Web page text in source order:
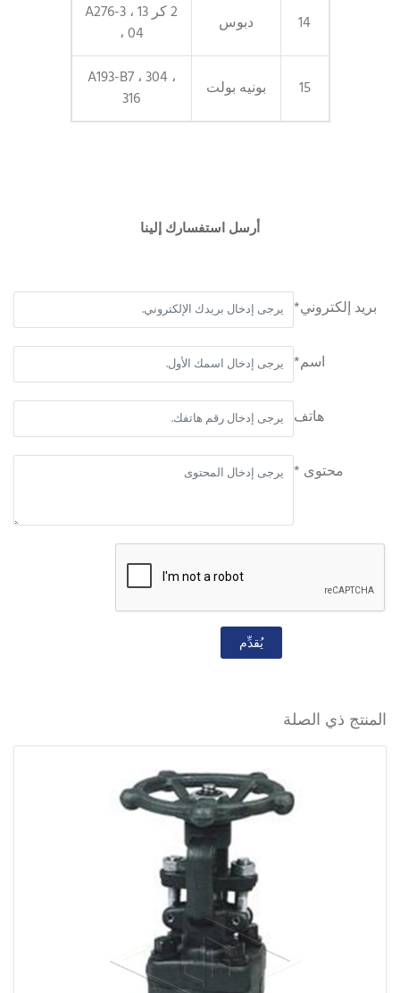
14 دبوس
2 كر 13 ، A276-3
04 ،
15 بونيه بولت
A193-B7 ، 304 ،
316
أرسل استفسارك إلينا
بريد إلكتروني*
اسم*
هاتف
محتوى *
يُقدِّم
المنتج ذي الصلة